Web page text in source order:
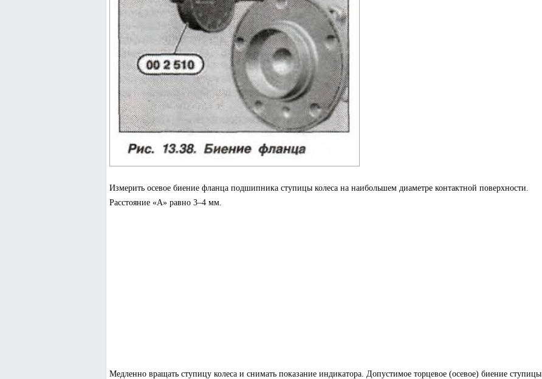
Измерить осевое биение фланца подшипника ступицы колеса на наибольшем диаметре контактной поверхности.
Расстояние «А» равно 3–4 мм.
Медленно вращать ступицу колеса и снимать показание индикатора. Допустимое торцевое (осевое) биение ступицы